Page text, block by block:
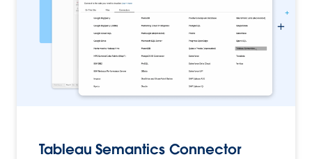
Tableau Semantics Connector